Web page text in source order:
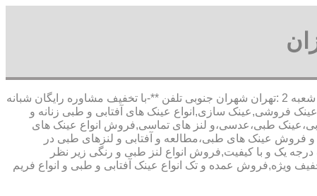
,آدرس شعبه 1 :تهران شاهین شمالی بیست متری گلستان شعبه 2 :تهران شهران جنوبی تلفن **-با تخفیف مشاوره رایگان شبانه
فروشی,عینک سازی,انواع عینک های آفتابی و طبی زنانه و
طبی،عدسی،و لنز های تماسی,فروش انواع عینک های
و فروش عینک های طبی،مطالعه و آفتابی و لنزهای طبی در
درجه یک و با کیفیت,فروش انواع لنز طبی و رنگی زیر نظر
ویژه,فروش عمده و تک انواع عینک آفتابی و طبی و انواع فریم